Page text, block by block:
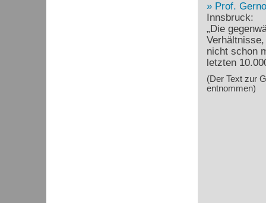
Prof.
Innsbruck:
„Die
nicht schon
letzten
(Der Text zur
entnommen)